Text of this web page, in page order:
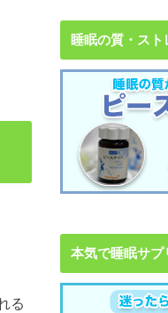
る
睡眠の質・スト
本気で睡眠サプ